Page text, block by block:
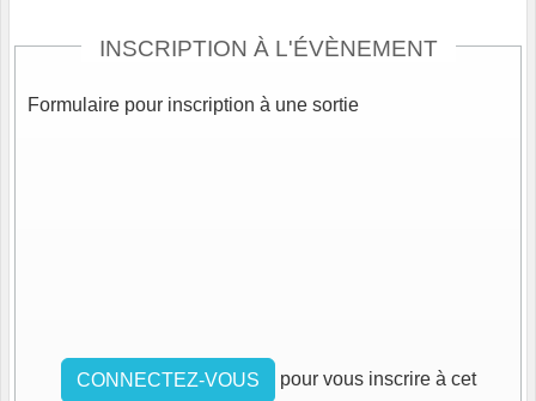
INSCRIPTION À L'ÉVÈNEMENT
Formulaire pour inscription à une sortie
CONNECTEZ-VOUS
pour vous inscrire à cet